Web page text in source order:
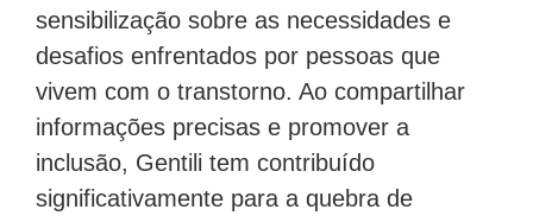
sensibilização sobre as necessidades e
desafios enfrentados por pessoas que
vivem com o transtorno. Ao compartilhar
informações precisas e promover a
inclusão, Gentili tem contribuído
significativamente para a quebra de